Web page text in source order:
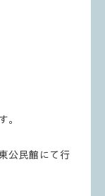
公民館にて行